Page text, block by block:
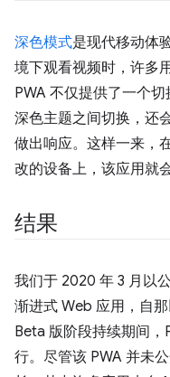
深色模式是现代移动体
境下观看视频时，许多
PWA 不仅提供了一个
深色主题之间切换，还
做出响应。这样一来，
改的设备上，该应用就
结果
我们于 2020 年 3 月以
渐进式 Web 应用，自
Beta 版阶段持续期间
行。尽管该 PWA 并未